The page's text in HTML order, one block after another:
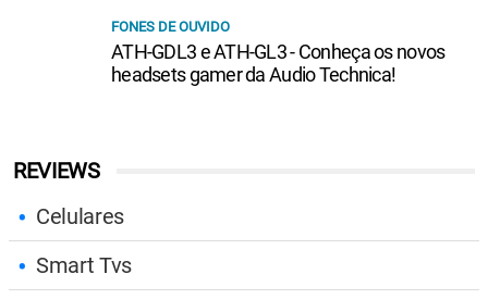
REVIEWS
Celulares
Smart Tvs
FONES DE OUVIDO
ATH-GDL3 e ATH-GL3 - Conheça os novos
headsets gamer da Audio Technica!